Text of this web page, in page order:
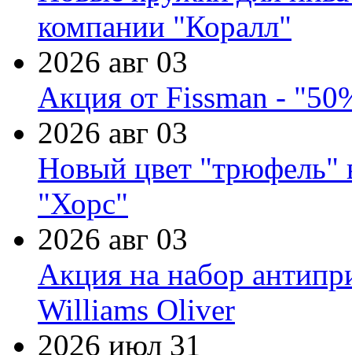
компании "Коралл"
2026 авг 03
Акция от Fissman -
2026 авг 03
Новый цвет "трюфель"
"Хорс"
2026 авг 03
Акция на набор
Williams Oliver
2026 июл 31